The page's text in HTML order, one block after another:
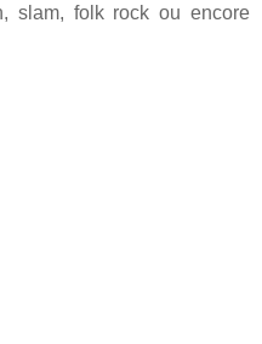
slam, folk rock ou encore